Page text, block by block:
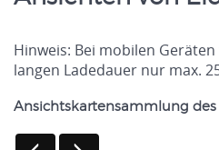
Hinweis: Bei mobilen
langen Ladedauer nur max.
Ansichtskartensammlung des